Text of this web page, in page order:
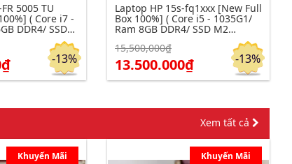
Đặt hàng
5005 TU
i7 -
DDR4/ SSD
-13%
Click để xem chi tiết Đặt hàng
Laptop HP 15s-fq1xxx [New Full
Box 100%] ( Core i5 - 1035G1/
Ram 8GB DDR4/ SSD M2
256GB/ 15.6" Full HD SVA Anti-
glare WLED-backlit )
15,500,000₫
13.500.000₫ -13%
Xem tất cả
Khuyến Mãi Khuyến Mãi